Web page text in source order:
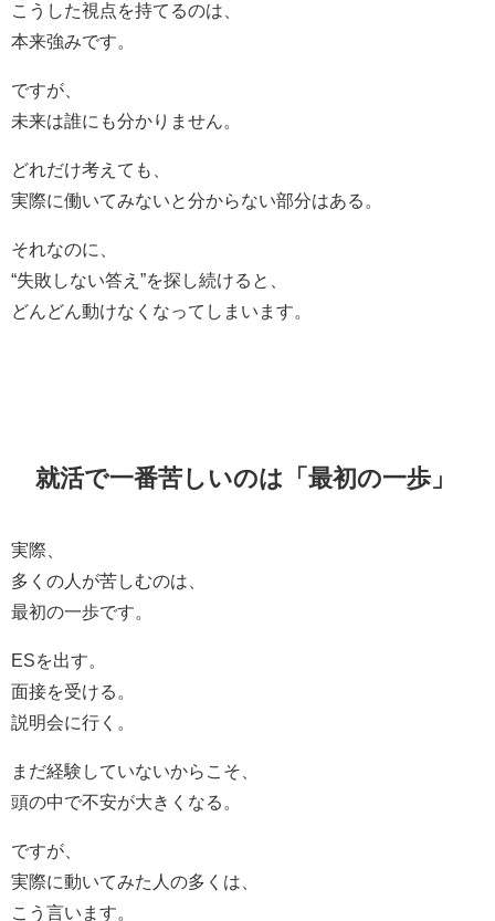
こうした視点を持てるのは、
本来強みです。
ですが、
未来は誰にも分かりません。
どれだけ考えても、
実際に働いてみないと分からない部分はある。
それなのに、
“失敗しない答え”を探し続けると、
どんどん動けなくなってしまいます。
就活で一番苦しいのは「最初の一歩」
実際、
多くの人が苦しむのは、
最初の一歩です。
ESを出す。
面接を受ける。
説明会に行く。
まだ経験していないからこそ、
頭の中で不安が大きくなる。
ですが、
実際に動いてみた人の多くは、
こう言います。